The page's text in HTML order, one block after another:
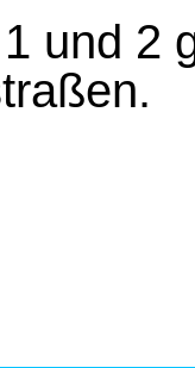
und 2